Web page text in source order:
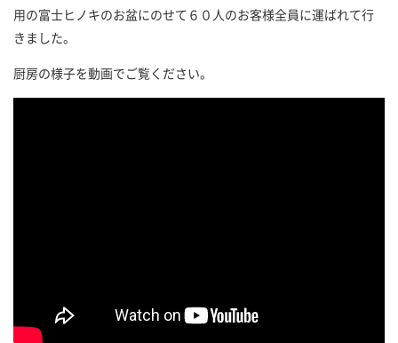
用の富士ヒノキのお盆にのせて６０人のお客様全員に運ばれて行
きました。
厨房の様子を動画でご覧ください。